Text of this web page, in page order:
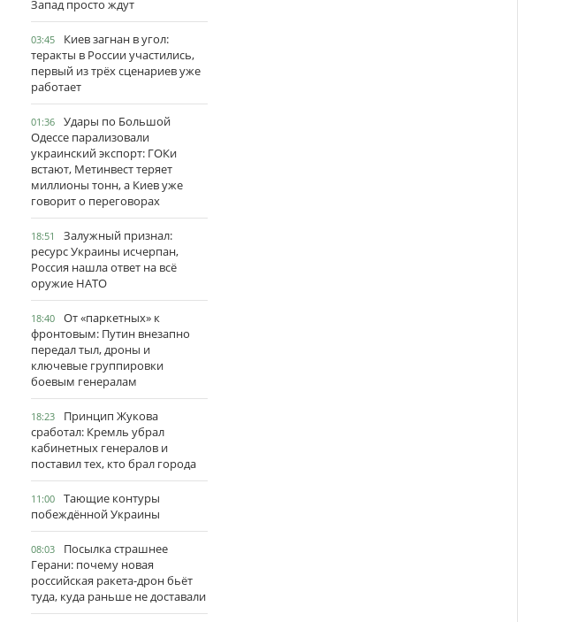
Запад просто ждут
03:45
Киев загнан в угол:
теракты в России участились,
первый из трёх сценариев уже
работает
01:36
Удары по Большой
Одессе парализовали
украинский экспорт: ГОКи
встают, Метинвест теряет
миллионы тонн, а Киев уже
говорит о переговорах
18:51
Залужный признал:
ресурс Украины исчерпан,
Россия нашла ответ на всё
оружие НАТО
18:40
От «паркетных» к
фронтовым: Путин внезапно
передал тыл, дроны и
ключевые группировки
боевым генералам
18:23
Принцип Жукова
сработал: Кремль убрал
кабинетных генералов и
поставил тех, кто брал города
11:00
Тающие контуры
побеждённой Украины
08:03
Посылка страшнее
Герани: почему новая
российская ракета-дрон бьёт
туда, куда раньше не доставали